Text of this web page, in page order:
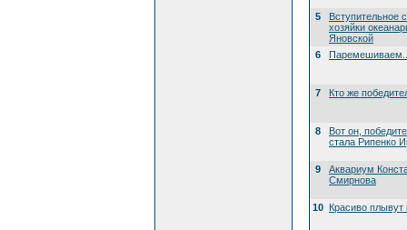
5
Вступительное
хозяйки
Яновской
6
7 Кто же
8
Вот он,
стала Рипенко
9
Аквариум
Смирнова
10 Красиво плывут